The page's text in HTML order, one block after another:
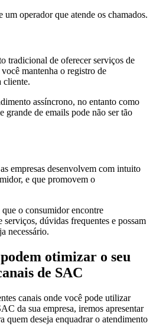
operador que atende os chamados.
tradicional de oferecer serviços de
mantenha o registro de
cliente.
assíncrono, no entanto como
grande de emails pode não ser tão
empresas desenvolvem com intuito
e que promovem o
o consumidor encontre
dúvidas frequentes e possam
necessário.
otimizar o seu
de SAC
canais onde você pode utilizar
da sua empresa, iremos apresentar
quem deseja enquadrar o atendimento